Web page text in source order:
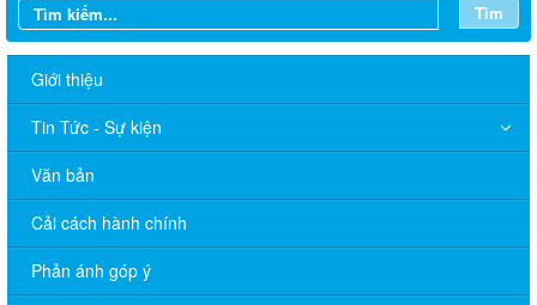
Tìm
Giới thiệu
Tin Tức - Sự kiện
Văn bản
Cải cách hành chính
Phản ánh góp ý